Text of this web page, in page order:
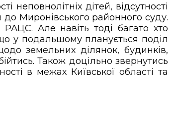
неповнолітніх дітей, відсутності
до Миронівського районного суду.
Але навіть тоді багато хто
у подальшому планується поділ
земельних ділянок, будинків,
Також доцільно звернутись
в межах Київської області та